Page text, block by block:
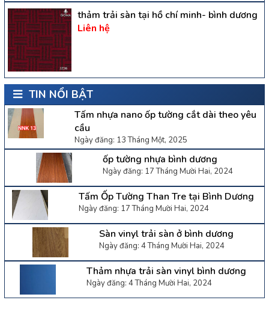
thảm trải sàn tại hồ chí minh- bình dương
Liên hệ
TIN NỔI BẬT
Tấm nhựa nano ốp tường cắt dài theo yêu
cầu
Ngày đăng: 13 Tháng Một, 2025
ốp tường nhựa bình dương
Ngày đăng: 17 Tháng Mười Hai, 2024
Tấm Ốp Tường Than Tre tại Bình Dương
Ngày đăng: 17 Tháng Mười Hai, 2024
Sàn vinyl trải sàn ở bình dương
Ngày đăng: 4 Tháng Mười Hai, 2024
Thảm nhựa trải sàn vinyl bình dương
Ngày đăng: 4 Tháng Mười Hai, 2024